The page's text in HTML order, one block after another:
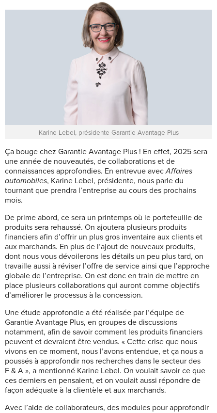
Karine Lebel, présidente Garantie Avantage Plus
Ça bouge chez Garantie Avantage Plus ! En effet, 2025 sera
une année de nouveautés, de collaborations et de
connaissances approfondies. En entrevue avecAffaires
automobiles, Karine Lebel, présidente, nous parle du
tournant que prendra l’entreprise au cours des prochains
mois.
De prime abord, ce sera un printemps où le portefeuille de
produits sera rehaussé. On ajoutera plusieurs produits
financiers afin d’offrir un plus gros inventaire aux clients et
aux marchands. En plus de l’ajout de nouveaux produits,
dont nous vous dévoilerons les détails un peu plus tard, on
travaille aussi à réviser l’offre de service ainsi que l’approche
globale de l’entreprise. On est donc en train de mettre en
place plusieurs collaborations qui auront comme objectifs
d’améliorer le processus à la concession.
Une étude approfondie a été réalisée par l’équipe de
Garantie Avantage Plus, en groupes de discussions
notamment, afin de savoir comment les produits financiers
peuvent et devraient être vendus. « Cette crise que nous
vivons en ce moment, nous l’avons entendue, et ça nous a
poussés à approfondir nos recherches dans le secteur des
F & A », a mentionné Karine Lebel. On voulait savoir ce que
ces derniers en pensaient, et on voulait aussi répondre de
façon adéquate à la clientèle et aux marchands.
Avec l’aide de collaborateurs, des modules pour approfondir